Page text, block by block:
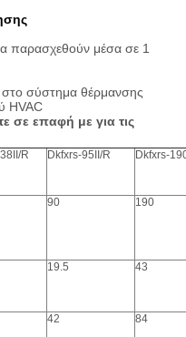
παρασχεθούν μέσα σε 1
στο σύστημα θέρμανσης
HVAC
σε επαφή με για τις
R Dkfxrs-95II/R Dkfxrs-
90 190
19.5 43
42 84